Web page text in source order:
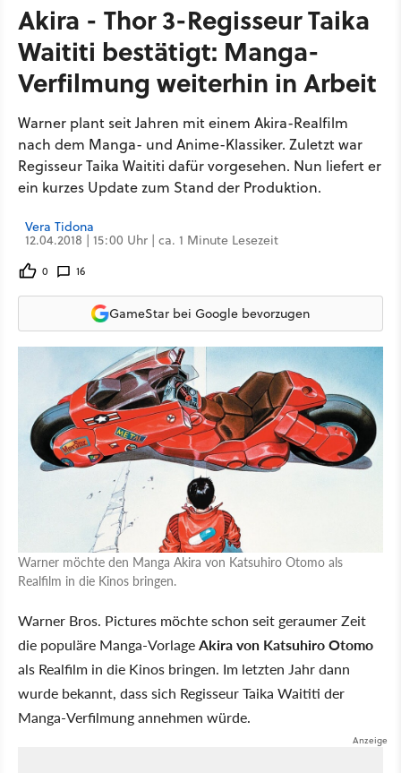
Akira - Thor 3-Regisseur Taika
Waititi bestätigt: Manga-
Verfilmung weiterhin in Arbeit
Warner plant seit Jahren mit einem Akira-Realfilm
nach dem Manga- und Anime-Klassiker. Zuletzt war
Regisseur Taika Waititi dafür vorgesehen. Nun liefert er
ein kurzes Update zum Stand der Produktion.
Vera Tidona
12.04.2018 | 15:00 Uhr | ca. 1 Minute Lesezeit
0 16
GameStar bei Google bevorzugen
Warner möchte den Manga Akira von Katsuhiro Otomo als
Realfilm in die Kinos bringen.
Warner Bros. Pictures möchte schon seit geraumer Zeit
die populäre Manga-VorlageAkira von Katsuhiro Otomo
als Realfilm in die Kinos bringen. Im letzten Jahr dann
wurde bekannt, dass sich Regisseur Taika Waititi der
Manga-Verfilmung annehmen würde.